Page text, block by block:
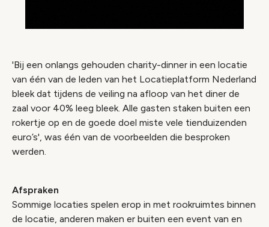
'Bij een onlangs gehouden charity-dinner in een locatie
van één van de leden van het Locatieplatform Nederland
bleek dat tijdens de veiling na afloop van het diner de
zaal voor 40% leeg bleek. Alle gasten staken buiten een
rokertje op en de goede doel miste vele tienduizenden
euro’s', was één van de voorbeelden die besproken
werden.
Afspraken
Sommige locaties spelen erop in met rookruimtes binnen
de locatie, anderen maken er buiten een event van en